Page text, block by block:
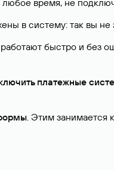
время, не
в систему: так вы
быстро и
платежные
. Этим занимается